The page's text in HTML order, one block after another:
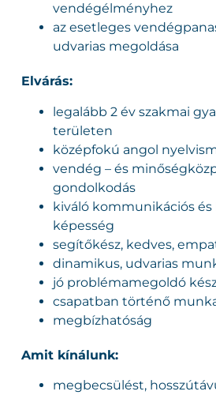
vendégélményhez
az esetleges
udvarias megoldása
Elvárás:
legalább 2 év szakmai
területen
középfokú angol
vendég – és
gondolkodás
kiváló kommunikációs
képesség
segítőkész, kedves,
dinamikus, udvarias
jó problémamegoldó
csapatban történő
megbízhatóság
Amit kínálunk:
megbecsülést,